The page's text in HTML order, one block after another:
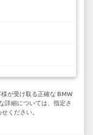
が受け取る正確な BMW
詳細については、指定さ
ください。